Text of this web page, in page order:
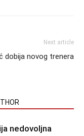
Next article
dobija novog trenera
nedovoljna